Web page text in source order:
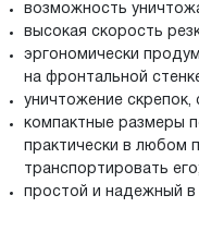
возможность
высокая скорость
эргономически
на фронтальной
уничтожение скрепок,
компактные размеры
практически в любом
транспортировать его;
простой и надежный в